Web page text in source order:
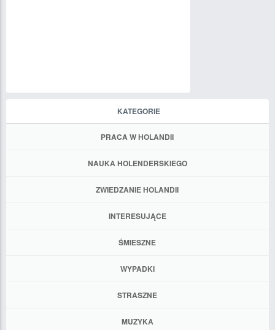
KATEGORIE
PRACA W HOLANDII
NAUKA HOLENDERSKIEGO
ZWIEDZANIE HOLANDII
INTERESUJĄCE
ŚMIESZNE
WYPADKI
STRASZNE
MUZYKA